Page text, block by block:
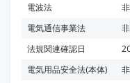
電波法
電気通信事業法
法規関連確認日
電気用品安全法(本体)